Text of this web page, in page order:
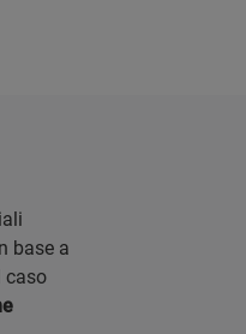
base a
caso